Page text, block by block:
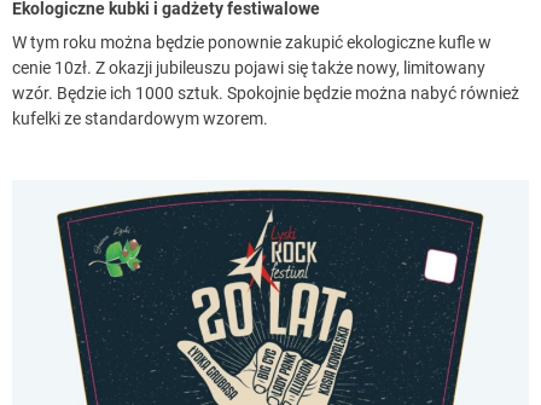
Ekologiczne kubki i gadżety festiwalowe
W tym roku można będzie ponownie zakupić ekologiczne kufle w
cenie 10zł. Z okazji jubileuszu pojawi się także nowy, limitowany
wzór. Będzie ich 1000 sztuk. Spokojnie będzie można nabyć również
kufelki ze standardowym wzorem.